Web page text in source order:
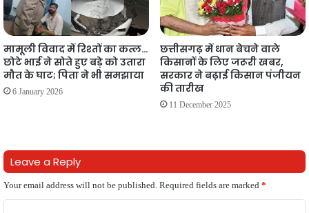
मामूली विवाद में रिश्तों का कत्ल…
छोटे भाई ने सोते हुए बड़े को उतारा
मौत के घाट; पिता ने भी समझाया
6 January 2026
छत्तीसगढ़ में धान बेचने वाले
किसानों के लिए जरूरी खबर,
सरकार ने बढ़ाई किसान पंजीयन
की तारीख
11 December 2025
Leave a Reply
Your email address will not be published. Required fields are marked *